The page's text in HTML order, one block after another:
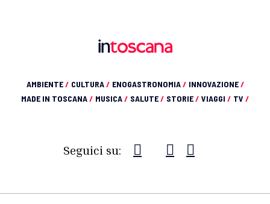
AMBIENTE/ CULTURA/ ENOGASTRONOMIA/ INNOVAZIONE/
MADE IN TOSCANA/ MUSICA/ SALUTE/ STORIE/ VIAGGI / TV /
Seguici su: